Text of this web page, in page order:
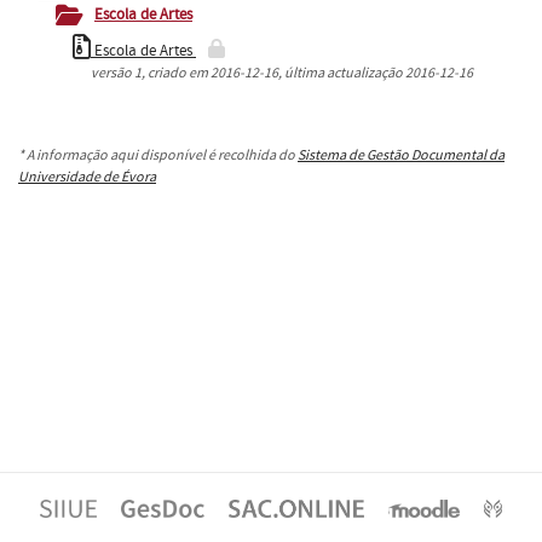
Escola de Artes
Escola de Artes
versão 1, criado em2016-12-16, última actualização2016-12-16
* A informação aqui disponível é recolhida do Sistema de Gestão Documental da
Universidade de Évora